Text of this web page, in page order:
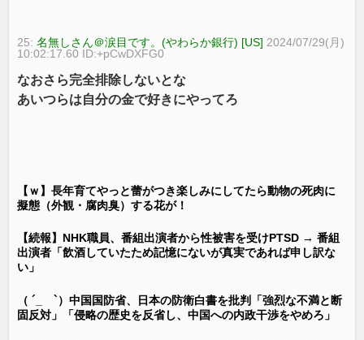
25:名無しさん＠涙目です。(やわらか銀行) [US] 2024/07/29(月)
10:02:17.60 ID:+pCwDXFG0
なおさら完全排除しないとな
あいつらは自分の金で好きにやってろ
【ｗ】長年育てやっと蕾がつき楽しみにしてたら動物の死肉に
擬態（外観・腐肉臭）する花が！
【続報】NHK職員、番組出演者から性被害を受けPTSD → 番組
出演者「飲酒していたため記憶にないが真実であれば申し訳な
い」
（ ´_ゝ`）中国国防省、日本の防衛白書を批判「強烈な不満と断
固反対」「侵略の歴史を反省し、中国への内政干渉をやめろ」